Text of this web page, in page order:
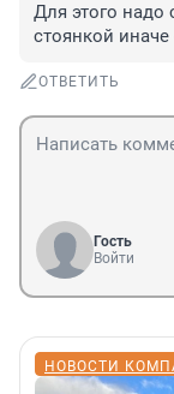
Для этого надо
стоянкой иначе
ОТВЕТИТЬ
Гость
Войти
НОВОСТИ